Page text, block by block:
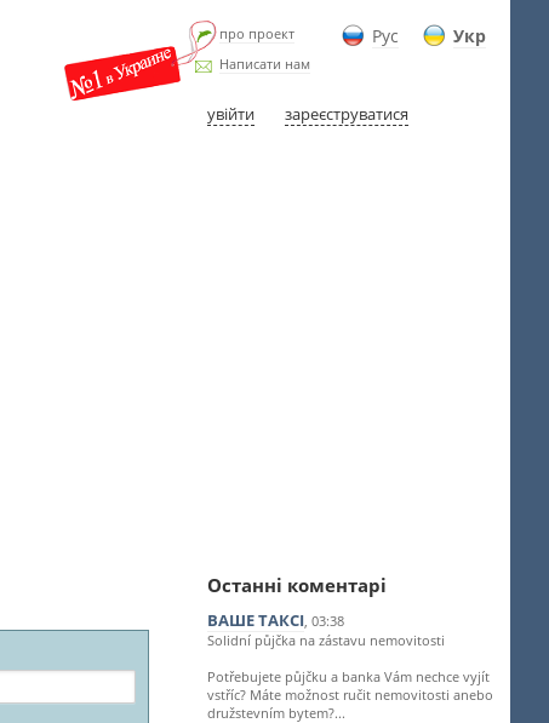
Рус Укр
про проект
Написати нам
увійти зареєструватися
Останні коментарі
ВАШЕ ТАКСІ, 03:38
Solidní půjčka na zástavu nemovitosti
Potřebujete půjčku a banka Vám nechce vyjít
vstříc? Máte možnost ručit nemovitosti anebo
družstevním bytem?...